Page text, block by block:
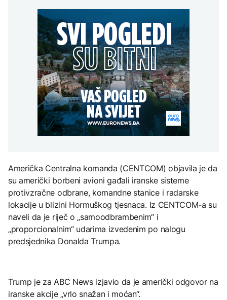
otežava gašenje iz zraka
AKTUELNO
Požar kod Konjica i dalje
aktivan, gust dim
otežava gašenje iz zraka
kontrolisala više od 300
plaža zbog nelegalnog
zauzimanja obale
ultimatum Italiji da ukine
FOKUS
Amerikanci
upozoravaju: Putin bi
mogao testirati NATO
ograničenim napadom,
najveći rizik od jeseni
KULTURA
Rat i pijesak prijete
drevnim piramidama
Meroe u Sudanu
ZANIMLJIVOSTI
Američka Centralna komanda (CENTCOM) objavila je da
su američki borbeni avioni gađali iranske sisteme
protivzračne odbrane, komandne stanice i radarske
lokacije u blizini Hormuškog tjesnaca. Iz CENTCOM-a su
naveli da je riječ o „samoodbrambenim“ i
„proporcionalnim“ udarima izvedenim po nalogu
predsjednika Donalda Trumpa.
Trump je za ABC News izjavio da je američki odgovor na
iranske akcije „vrlo snažan i moćan“.